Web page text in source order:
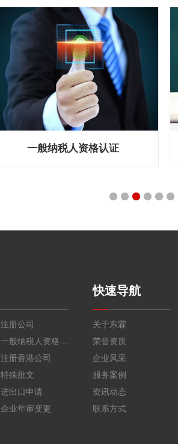
一般纳税人资格认证
注册公司
注册香港公司
特殊批文
进出口申请
企业年审变更
快速导航
关于东霖
荣誉资质
企业风采
服务案例
资讯动态
联系方式